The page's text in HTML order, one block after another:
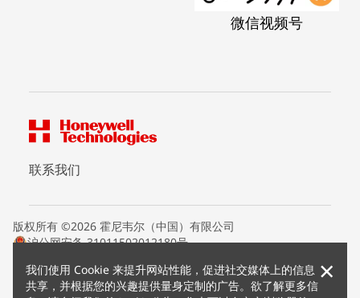
我们使用 Cookie 来提升网站性能，促进社交媒体上的信息
共享，并根据您的兴趣提供量身定制的广告。欲了解更多信×
微信视频号
联系我们
版权所有 ©2026 霍尼韦尔（中国）有限公司
沪公网安备 31011502012180号
条款条约
隐私声明